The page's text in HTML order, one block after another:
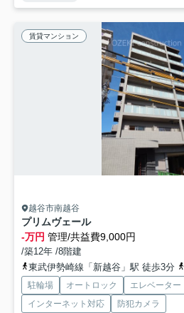
賃貸マンション
越谷市南越谷
プリムヴェール
-万円 管理/共益費9,000円
/築12年 /8階建
東武伊勢崎線「新越谷」駅 徒歩3分
駐輪場 オートロック エレベーター
インターネット対応
防犯カメラ